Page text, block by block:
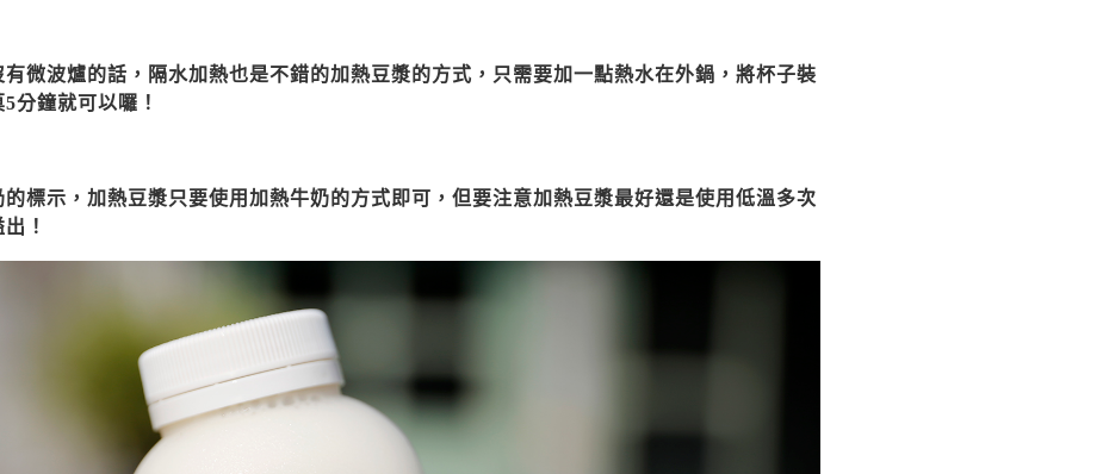
微波爐的話，隔水加熱也是不錯的加熱豆漿的方式，只需要加一點熱水在外鍋，將杯子裝
分鐘就可以囉！
標示，加熱豆漿只要使用加熱牛奶的方式即可，但要注意加熱豆漿最好還是使用低溫多次
！